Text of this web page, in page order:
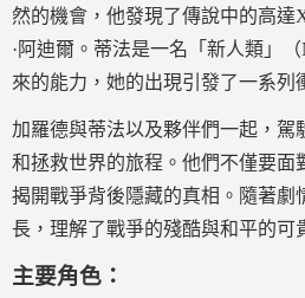
然的機會，他發現了傳說中的高達
·阿迪爾。蒂法是一名「新人類」
來的能力，她的出現引發了一系列
加羅德與蒂法以及夥伴們一起，駕
和拯救世界的旅程。他們不僅要面
揭開戰爭背後隱藏的真相。隨著劇
長，理解了戰爭的殘酷與和平的可
主要角色：